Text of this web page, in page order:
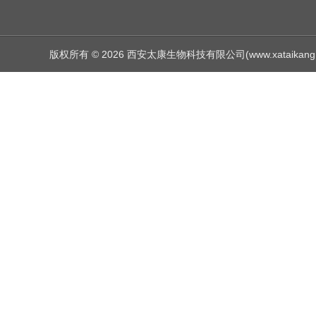
版权所有 © 2026 西安太康生物科技有限公司